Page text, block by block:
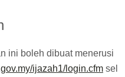
ini boleh dibuat menerusi
ijazah1/login.cfm sel